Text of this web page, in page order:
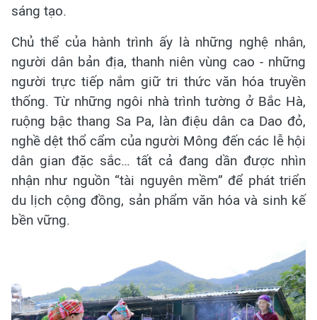
sáng tạo.
Chủ thể của hành trình ấy là những nghệ nhân,
người dân bản địa, thanh niên vùng cao - những
người trực tiếp nắm giữ tri thức văn hóa truyền
thống. Từ những ngôi nhà trình tường ở Bắc Hà,
ruộng bậc thang Sa Pa, làn điệu dân ca Dao đỏ,
nghề dệt thổ cẩm của người Mông đến các lễ hội
dân gian đặc sắc… tất cả đang dần được nhìn
nhận như nguồn “tài nguyên mềm” để phát triển
du lịch cộng đồng, sản phẩm văn hóa và sinh kế
bền vững.